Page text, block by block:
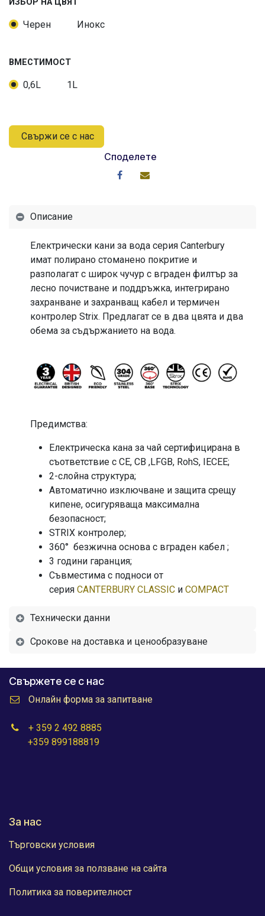
Черен Инокс
ВМЕСТИМОСТ
0,6L 1L
Свържи се с нас
Споделете
Описание
Електрически кани за вода серия Canterbury
имат полирано стоманено покритие и
разполагат с широк чучур с вграден филтър за
лесно почистване и поддръжка, интегрирано
захранване и захранващ кабел и термичен
контролер Strix. Предлагат се в два цвята и два
обема за съдържанието на вода.
Предимства:
Електрическа кана за чай сертифицирана в
съответствие с CE, CB ,LFGB, RohS, IECEE;
2-слойна структура;
Автоматично изключване и защита срещу
кипене, осигуряваща максимална
безопасност;
STRIX контролер;
360° безжична основа с вграден кабел ;
3 години гаранция;
Съвместима с подноси от
серия CANTERBURY CLASSIC и COMPACT
Технически данни
Срокове на доставка и ценообразуване
Свържете се с нас
Онлайн форма за запитване
+ 359 2 492 8885
+359 899188819
За нас
Търговски условия
Общи условия за ползване на сайта
Политика за поверителност